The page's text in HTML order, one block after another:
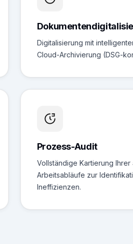
Digitalisierung mit
Cloud-Archivierung (DSG-
Prozess-Audit
Vollständige Kartierung Ihrer
Arbeitsabläufe zur
Ineffizienzen.